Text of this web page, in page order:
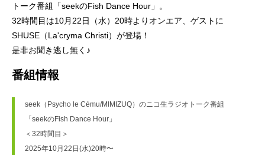
トーク番組「seekのFish Dance Hour」。
32時間目は10月22日（水）20時よりオンエア、ゲストに
SHUSE（La'cryma Christi）が登場！
是非お聞き逃し無く♪
番組情報
seek（Psycho le Cému/MIMIZUQ）のニコ生ラジオトーク番組
「seekのFish Dance Hour」
＜32時間目＞
2025年10月22日(水)20時〜